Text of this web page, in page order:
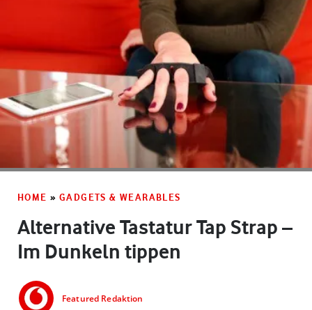
HOME » GADGETS & WEARABLES
Alternative Tastatur Tap Strap –
Im Dunkeln tippen
Featured Redaktion